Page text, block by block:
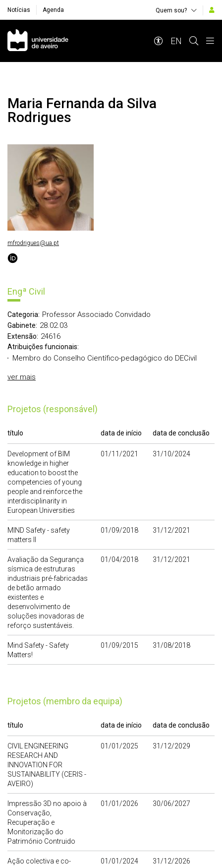
Notícias Agenda Quem sou?
Navegação Principal
EN
Maria Fernanda da Silva
Rodrigues
Engª Civil
Categoria: Professor Associado Convidado
Gabinete: 28.02.03
Extensão: 24616
Atribuições funcionais:
Membro do Conselho Científico-pedagógico do DECivil
ver mais
Projetos (responsável)
título data de início data de conclusão
Development of BIM
knowledge in higher
education to boost the
competencies of young
people and reinforce the
interdisciplinarity in
European Universities
01/11/2021 31/10/2024
MIND Safety - safety
matters II
01/09/2018 31/12/2021
Avaliação da Segurança
sísmica de estruturas
industriais pré-fabricadas
de betão armado
existentes e
desenvolvimento de
soluções inovadoras de
reforço sustentáveis.
01/04/2018 31/12/2021
Mind Safety - Safety
Matters!
01/09/2015 31/08/2018
Projetos (membro da equipa)
título data de início data de conclusão
CIVIL ENGINEERING
RESEARCH AND
INNOVATION FOR
SUSTAINABILITY (CERIS -
AVEIRO)
01/01/2025 31/12/2029
Impressão 3D no apoio à
Conservação,
Recuperação e
Monitorização do
Património Contruido
01/01/2026 30/06/2027
Ação colectiva e co-
01/01/2024 31/12/2026
mfrodrigues@ua.pt